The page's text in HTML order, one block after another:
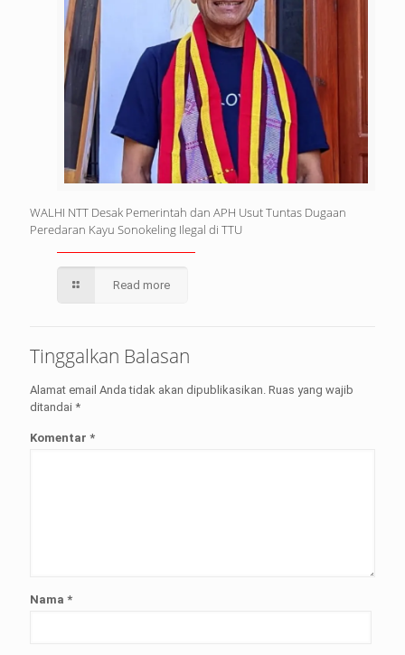
WALHI NTT Desak Pemerintah dan APH Usut Tuntas Dugaan
Peredaran Kayu Sonokeling Ilegal di TTU
Read more
Tinggalkan Balasan
Alamat email Anda tidak akan dipublikasikan. Ruas yang wajib
ditandai *
Komentar *
Nama *